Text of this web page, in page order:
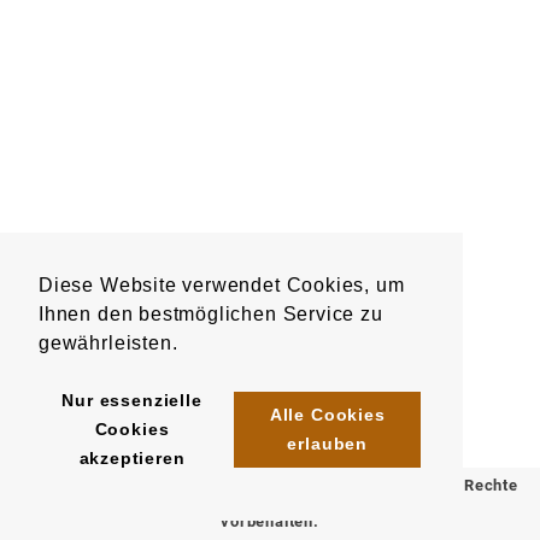
Diese Website verwendet Cookies, um
Ihnen den bestmöglichen Service zu
gewährleisten.
Nur essenzielle
Cookies
akzeptieren
Alle Cookies
erlauben
© 2025 Klömpkes Heinrich Inh. Marion Winkels e.K. Alle Rechte
vorbehalten.